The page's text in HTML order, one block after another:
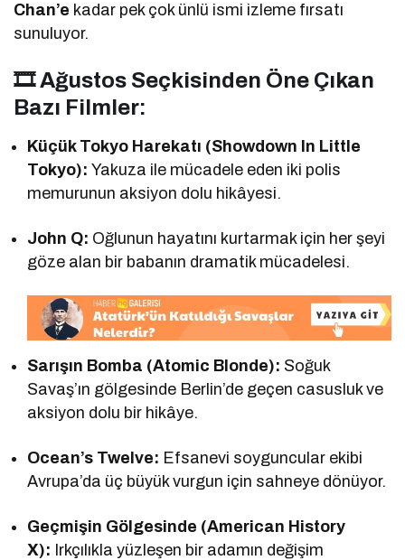
Chan’e kadar pek çok ünlü ismi izleme fırsatı
sunuluyor.
🎞 Ağustos Seçkisinden Öne Çıkan
Bazı Filmler:
Küçük Tokyo Harekatı (Showdown In Little
Tokyo): Yakuza ile mücadele eden iki polis
memurunun aksiyon dolu hikâyesi.
John Q: Oğlunun hayatını kurtarmak için her şeyi
göze alan bir babanın dramatik mücadelesi.
Sarışın Bomba (Atomic Blonde): Soğuk
Savaş’ın gölgesinde Berlin’de geçen casusluk ve
aksiyon dolu bir hikâye.
Ocean’s Twelve: Efsanevi soyguncular ekibi
Avrupa’da üç büyük vurgun için sahneye dönüyor.
Geçmişin Gölgesinde (American History
X): Irkçılıkla yüzleşen bir adamın değişim